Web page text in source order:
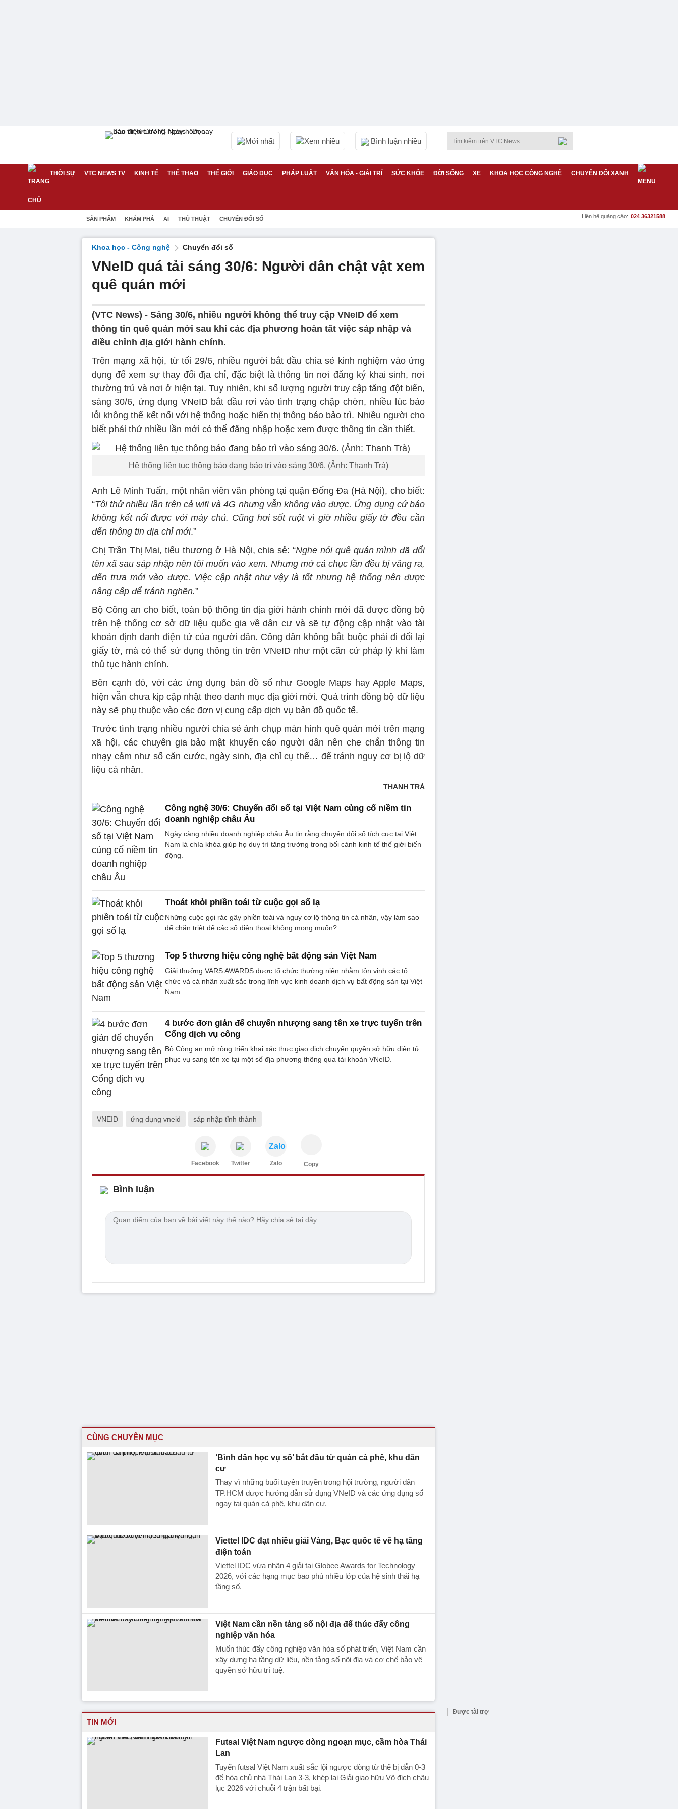
Mới nhất Xem nhiều Bình luận nhiều
THỜI SỰ VTC NEWS TV KINH TẾ THỂ THAO THẾ GIỚI GIÁO DỤC PHÁP LUẬT VĂN HÓA - GIẢI TRÍ SỨC KHỎE ĐỜI SỐNG XE KHOA HỌC CÔNG NGHỆ CHUYỂN ĐỔI XANH
SẢN PHẨM KHÁM PHÁ AI THỦ THUẬT CHUYỂN ĐỔI SỐ Liên hệ quảng cáo: 024 36321588
Khoa học - Công nghệ Chuyển đổi số
VNeID quá tải sáng 30/6: Người dân chật vật xem
quê quán mới
(VTC News) - Sáng 30/6, nhiều người không thể truy cập VNeID để xem
thông tin quê quán mới sau khi các địa phương hoàn tất việc sáp nhập và
điều chỉnh địa giới hành chính.
Trên mạng xã hội, từ tối 29/6, nhiều người bắt đầu chia sẻ kinh nghiệm vào ứng
dụng để xem sự thay đổi địa chỉ, đặc biệt là thông tin nơi đăng ký khai sinh, nơi
thường trú và nơi ở hiện tại. Tuy nhiên, khi số lượng người truy cập tăng đột biến,
sáng 30/6, ứng dụng VNeID bắt đầu rơi vào tình trạng chập chờn, nhiều lúc báo
lỗi không thể kết nối với hệ thống hoặc hiển thị thông báo bảo trì. Nhiều người cho
biết phải thử nhiều lần mới có thể đăng nhập hoặc xem được thông tin cần thiết.
Hệ thống liên tục thông báo đang bảo trì vào sáng 30/6. (Ảnh: Thanh Trà)
Anh Lê Minh Tuấn, một nhân viên văn phòng tại quận Đống Đa (Hà Nội), cho biết:
“Tôi thử nhiều lần trên cả wifi và 4G nhưng vẫn không vào được. Ứng dụng cứ báo
không kết nối được với máy chủ. Cũng hơi sốt ruột vì giờ nhiều giấy tờ đều cần
đến thông tin địa chỉ mới.”
Chị Trần Thị Mai, tiểu thương ở Hà Nội, chia sẻ: “Nghe nói quê quán mình đã đổi
tên xã sau sáp nhập nên tôi muốn vào xem. Nhưng mở cả chục lần đều bị văng ra,
đến trưa mới vào được. Việc cập nhật như vậy là tốt nhưng hệ thống nên được
nâng cấp để tránh nghẽn.”
Bộ Công an cho biết, toàn bộ thông tin địa giới hành chính mới đã được đồng bộ
trên hệ thống cơ sở dữ liệu quốc gia về dân cư và sẽ tự động cập nhật vào tài
khoản định danh điện tử của người dân. Công dân không bắt buộc phải đi đổi lại
giấy tờ, mà có thể sử dụng thông tin trên VNeID như một căn cứ pháp lý khi làm
thủ tục hành chính.
Bên cạnh đó, với các ứng dụng bản đồ số như Google Maps hay Apple Maps,
hiện vẫn chưa kịp cập nhật theo danh mục địa giới mới. Quá trình đồng bộ dữ liệu
này sẽ phụ thuộc vào các đơn vị cung cấp dịch vụ bản đồ quốc tế.
Trước tình trạng nhiều người chia sẻ ảnh chụp màn hình quê quán mới trên mạng
xã hội, các chuyên gia bảo mật khuyến cáo người dân nên che chắn thông tin
nhạy cảm như số căn cước, ngày sinh, địa chỉ cụ thể… để tránh nguy cơ bị lộ dữ
liệu cá nhân.
THANH TRÀ
Công nghệ 30/6: Chuyển đổi số tại Việt Nam củng cố niềm tin
doanh nghiệp châu Âu
Ngày càng nhiều doanh nghiệp châu Âu tin rằng chuyển đổi số tích cực tại Việt
Nam là chìa khóa giúp họ duy trì tăng trưởng trong bối cảnh kinh tế thế giới biến
động.
Thoát khỏi phiền toái từ cuộc gọi số lạ
Những cuộc gọi rác gây phiền toái và nguy cơ lộ thông tin cá nhân, vậy làm sao
để chặn triệt để các số điện thoại không mong muốn?
Top 5 thương hiệu công nghệ bất động sản Việt Nam
Giải thưởng VARS AWARDS được tổ chức thường niên nhằm tôn vinh các tổ
chức và cá nhân xuất sắc trong lĩnh vực kinh doanh dịch vụ bất động sản tại Việt
Nam.
4 bước đơn giản để chuyển nhượng sang tên xe trực tuyến trên
Cổng dịch vụ công
Bộ Công an mở rộng triển khai xác thực giao dịch chuyển quyền sở hữu điện tử
phục vụ sang tên xe tại một số địa phương thông qua tài khoản VNeID.
VNEID ứng dụng vneid sáp nhập tỉnh thành
Facebook Twitter
Zalo
Zalo Copy
Bình luận
CÙNG CHUYÊN MỤC
‘Bình dân học vụ số’ bắt đầu từ quán cà phê, khu dân
cư
Thay vì những buổi tuyên truyền trong hội trường, người dân
TP.HCM được hướng dẫn sử dụng VNeID và các ứng dụng số
ngay tại quán cà phê, khu dân cư.
Viettel IDC đạt nhiều giải Vàng, Bạc quốc tế về hạ tầng
điện toán
Viettel IDC vừa nhận 4 giải tại Globee Awards for Technology
2026, với các hạng mục bao phủ nhiều lớp của hệ sinh thái hạ
tầng số.
Việt Nam cần nền tảng số nội địa để thúc đẩy công
nghiệp văn hóa
Muốn thúc đẩy công nghiệp văn hóa số phát triển, Việt Nam cần
xây dựng hạ tầng dữ liệu, nền tảng số nội địa và cơ chế bảo vệ
quyền sở hữu trí tuệ.
TIN MỚI
Futsal Việt Nam ngược dòng ngoạn mục, cầm hòa Thái
Lan
Tuyển futsal Việt Nam xuất sắc lội ngược dòng từ thế bị dẫn 0-3
để hòa chủ nhà Thái Lan 3-3, khép lại Giải giao hữu Vô địch châu
lục 2026 với chuỗi 4 trận bất bại.
Được tài trợ